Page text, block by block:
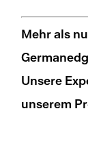
Mehr als
Unsere
unserem